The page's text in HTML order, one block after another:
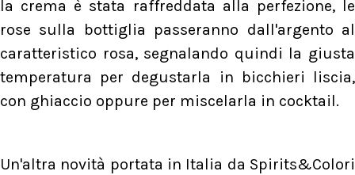
la crema è stata raffreddata alla perfezione, le
rose sulla bottiglia passeranno dall'argento al
caratteristico rosa, segnalando quindi la giusta
temperatura per degustarla in bicchieri liscia,
con ghiaccio oppure per miscelarla in cocktail.
Un'altra novità portata in Italia da Spirits&Colori